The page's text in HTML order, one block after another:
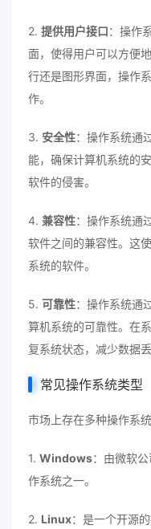
2. 提供用户接口：操作
面，使得用户可以方便
行还是图形界面，操作
作。
3. 安全性：操作系统通
能，确保计算机系统的
软件的侵害。
4. 兼容性：操作系统通
软件之间的兼容性。这
系统的软件。
5. 可靠性：操作系统通
算机系统的可靠性。在
复系统状态，减少数据丢
常见操作系统类型
市场上存在多种操作系
1. Windows：由微软
作系统之一。
2. Linux：是一个开源